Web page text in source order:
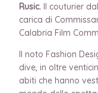
Rusic. Il couturier
carica di
Calabria Film
Il noto Fashion
dive, in oltre
abiti che hanno